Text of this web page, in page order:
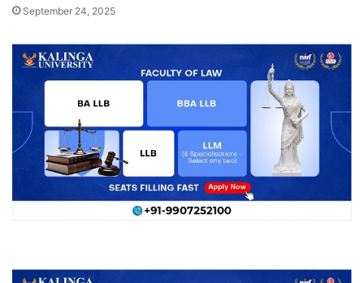
September 24, 2025